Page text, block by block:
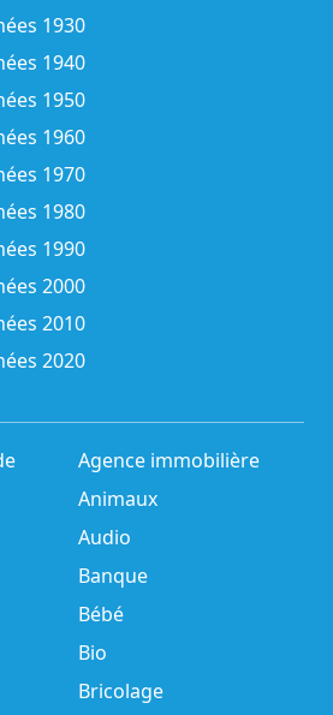
1930
1940
1950
1960
1970
1980
1990
2000
2010
2020
Agence immobilière
Animaux
Audio
Banque
Bébé
Bio
Bricolage